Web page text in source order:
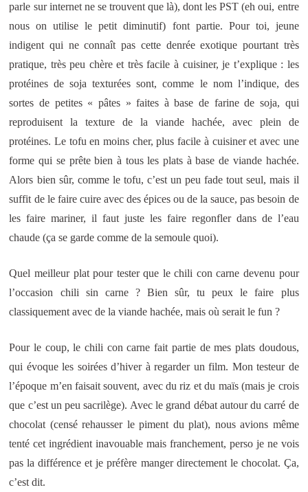
parle sur internet ne se trouvent que là), dont les PST (eh oui, entre
nous on utilise le petit diminutif) font partie. Pour toi, jeune
indigent qui ne connaît pas cette denrée exotique pourtant très
pratique, très peu chère et très facile à cuisiner, je t’explique : les
protéines de soja texturées sont, comme le nom l’indique, des
sortes de petites « pâtes » faites à base de farine de soja, qui
reproduisent la texture de la viande hachée, avec plein de
protéines. Le tofu en moins cher, plus facile à cuisiner et avec une
forme qui se prête bien à tous les plats à base de viande hachée.
Alors bien sûr, comme le tofu, c’est un peu fade tout seul, mais il
suffit de le faire cuire avec des épices ou de la sauce, pas besoin de
les faire mariner, il faut juste les faire regonfler dans de l’eau
chaude (ça se garde comme de la semoule quoi).
Quel meilleur plat pour tester que le chili con carne devenu pour
l’occasion chili sin carne ? Bien sûr, tu peux le faire plus
classiquement avec de la viande hachée, mais où serait le fun ?
Pour le coup, le chili con carne fait partie de mes plats doudous,
qui évoque les soirées d’hiver à regarder un film. Mon testeur de
l’époque m’en faisait souvent, avec du riz et du maïs (mais je crois
que c’est un peu sacrilège). Avec le grand débat autour du carré de
chocolat (censé rehausser le piment du plat), nous avions même
tenté cet ingrédient inavouable mais franchement, perso je ne vois
pas la différence et je préfère manger directement le chocolat. Ça,
c’est dit.